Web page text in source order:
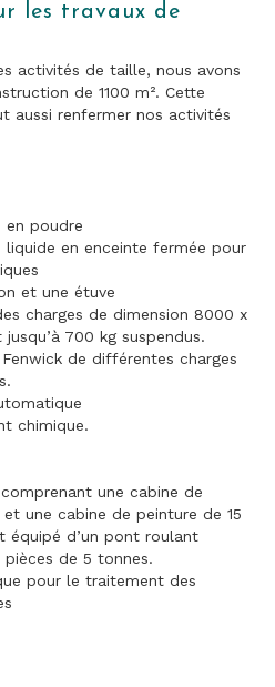
les travaux de
activités de taille, nous avons
de 1100 m². Cette
aussi renfermer nos activités
en poudre
liquide en enceinte fermée pour
et une étuve
charges de dimension 8000 x
700 kg suspendus.
de différentes charges
chimique.
une cabine de
une cabine de peinture de 15
équipé d’un pont roulant
de 5 tonnes.
pour le traitement des